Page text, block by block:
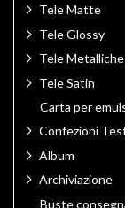
Tele Matte
Tele Glossy
Tele Metalliche
Tele Satin
Carta per
Confezioni
Album
Archiviazione
Buste